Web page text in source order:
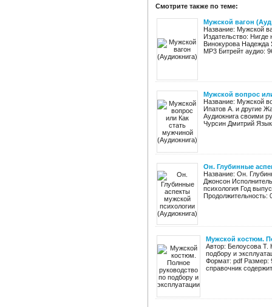
Смотрите также по теме:
Мужской вагон
Название: Мужской
Издательство: Нигде
Винокурова Надежда
MP3 Битрейт аудио:
Мужской вопрос
Название: Мужской
Ипатов А. и другие
Аудиокнига своими
Чурсин Дмитрий
Он. Глубинные
Название: Он.
Джонсон
психология Год
Продолжительность:
Мужской костюм.
Автор: Белоусова Т.
подбору и
Формат: pdf Размер:
справочник